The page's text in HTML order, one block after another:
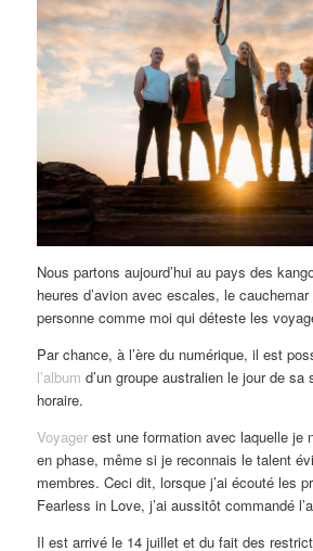
Nous partons aujourd’hui au pays des
heures d’avion avec escales, le
personne comme moi qui déteste les
Par chance, à l’ère du numérique, il est
l’album d’un groupe australien le jour de
horaire.
Voyager est une formation avec laquelle je
en phase, même si je reconnais le talent
membres. Ceci dit, lorsque j’ai écouté les
Fearless in Love, j’ai aussitôt commandé
Il est arrivé le 14 juillet et du fait des